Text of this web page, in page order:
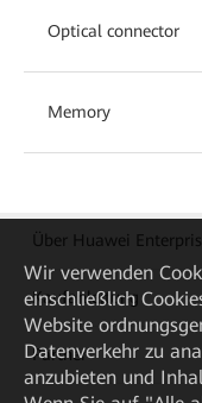
Optical connector
Memory
Über Huawei
Kaufanleitung
Partner
Wir verwenden
einschließlich
Website
Datenverkehr zu
anzubieten und